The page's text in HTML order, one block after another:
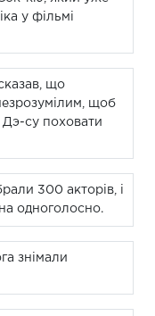
у фільмі
що
щоб
Дэ-су поховати
300 акторів, і
одноголосно.
знімали